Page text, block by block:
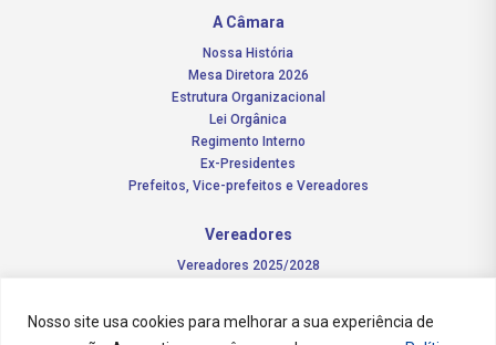
Nosso site usa cookies para melhorar a sua experiência de
A Câmara
Nossa História
Mesa Diretora 2026
Estrutura Organizacional
Lei Orgânica
Regimento Interno
Ex-Presidentes
Prefeitos, Vice-prefeitos e Vereadores
Vereadores
Vereadores 2025/2028